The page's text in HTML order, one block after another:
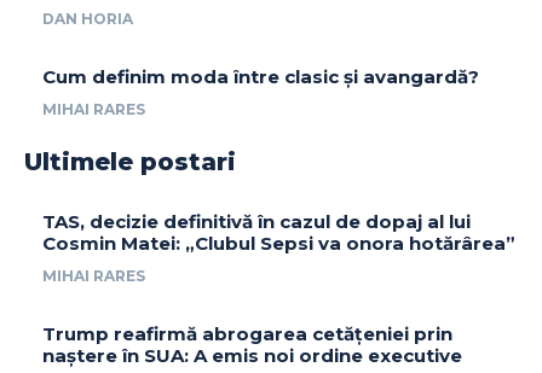
DAN HORIA
Cum definim moda între clasic și avangardă?
MIHAI RARES
Ultimele postari
TAS, decizie definitivă în cazul de dopaj al lui
Cosmin Matei: „Clubul Sepsi va onora hotărârea”
MIHAI RARES
Trump reafirmă abrogarea cetățeniei prin
naștere în SUA: A emis noi ordine executive